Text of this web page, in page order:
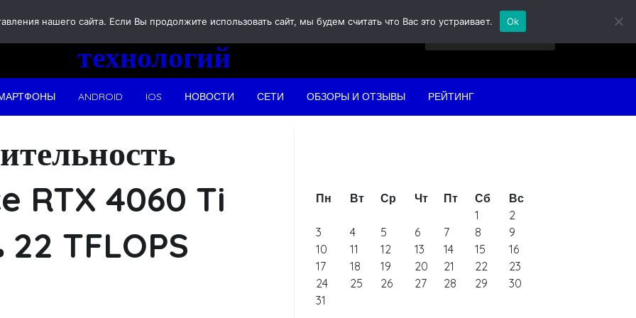
Новости
технологий
ANDROID IOS НОВОСТИ СЕТИ ОБЗОРЫ И ОТЗЫВЫ РЕЙТИНГ
RTX 4060 Ti
22 TFLOPS
Пн Вт Ср Чт Пт Сб
Вс
1
2
3
4 5 6 7 8
9
10
11 12 13 14 15
16
17
18 19 20 21 22
23
24
25 26 27 28 29
30
31
нашего сайта. Если Вы продолжите использовать сайт, мы будем считать что Вас это устраивает. Ok